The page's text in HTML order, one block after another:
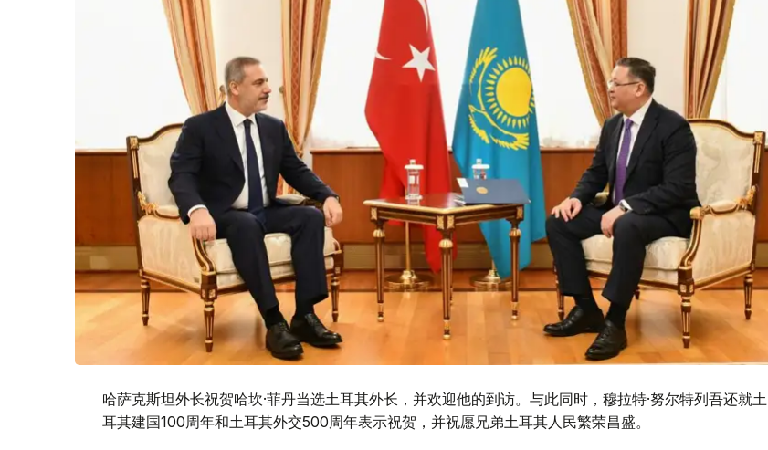
哈萨克斯坦外长祝贺哈坎·菲丹当选土耳其外长，并欢迎他的到访。与此同时，穆拉特·努尔特列吾还就土
耳其建国100周年和土耳其外交500周年表示祝贺，并祝愿兄弟土耳其人民繁荣昌盛。